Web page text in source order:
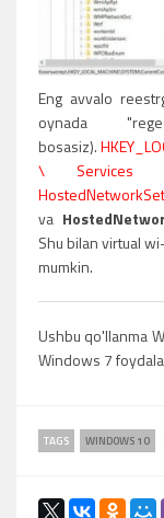
Eng avvalo
oynada
bosasiz).
\ Services
va
Shu bilan virtual
mumkin.
Ushbu qo'llanma
Windows 7
TAGS WINDOWS 10